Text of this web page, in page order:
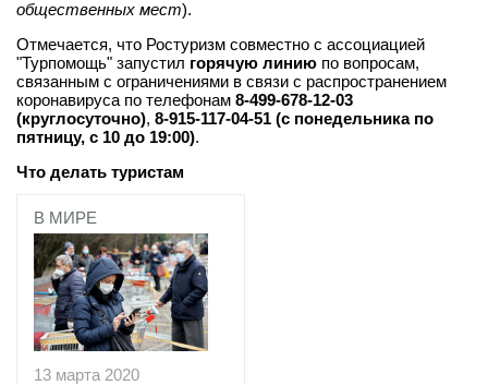
общественных мест).
Отмечается, что Ростуризм совместно с ассоциацией
"Турпомощь" запустил горячую линию по вопросам,
связанным с ограничениями в связи с распространением
коронавируса по телефонам 8-499-678-12-03
(круглосуточно), 8-915-117-04-51 (с понедельника по
пятницу, с 10 до 19:00).
Что делать туристам
В МИРЕ
13 марта 2020